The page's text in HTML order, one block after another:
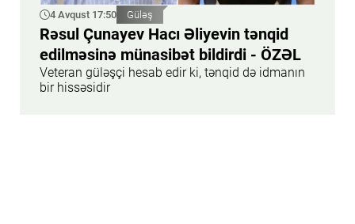
4 Avqust 17:50 Güləş
Rəsul Çunayev Hacı Əliyevin tənqid
edilməsinə münasibət bildirdi - ÖZƏL
Veteran güləşçi hesab edir ki, tənqid də idmanın
bir hissəsidir